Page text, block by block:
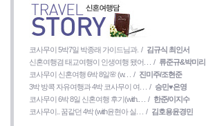
코사무이 5박7일 박종래 가이드님과. / 김규식 최인서
신혼여행겸 태교여행이 인생여행 됐어. . . / 류준규&박미리
코사무이 신혼여행 6박 8일🌸 (w. . . / 진미주/조현준
3박 방콕 자유여행과 4박 코사무이 여. . . / 승민♥은영
코사무이 6박 8일 신혼여행 후기(with.. . . / 한준/이지수
코사무이.. 꿈같던 4박 (with윤현아 실. . . / 김호용윤경민